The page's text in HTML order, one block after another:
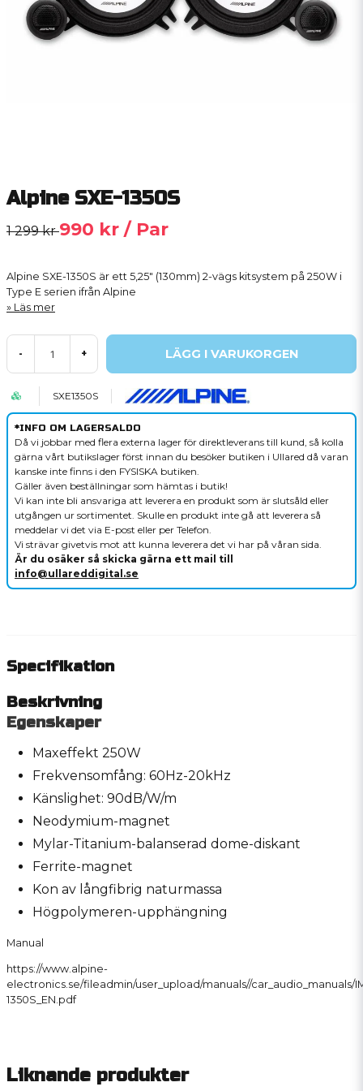
Alpine SXE-1350S
1 299 kr990 kr / Par
Alpine SXE-1350S är ett 5,25" (130mm) 2-vägs kitsystem på 250W i
Type E serien ifrån Alpine
Läs mer
- + LÄGG I VARUKORGEN
SXE1350S
*INFO OM LAGERSALDO
Då vi jobbar med flera externa lager för direktleverans till kund, så kolla
gärna vårt butikslager först innan du besöker butiken i Ullared då varan
kanske inte finns i den FYSISKA butiken.
Gäller även beställningar som hämtas i butik!
Vi kan inte bli ansvariga att leverera en produkt som är slutsåld eller
utgången ur sortimentet. Skulle en produkt inte gå att leverera så
meddelar vi det via E-post eller per Telefon.
Vi strävar givetvis mot att kunna leverera det vi har på våran sida.
Är du osäker så skicka gärna ett mail till
info@ullareddigital.se
Beskrivning
Egenskaper
Maxeffekt 250W
Frekvensomfång: 60Hz-20kHz
Känslighet: 90dB/W/m
Neodymium-magnet
Mylar-Titanium-balanserad dome-diskant
Ferrite-magnet
Kon av långfibrig naturmassa
Högpolymeren-upphängning
Manual
https://www.alpine-
electronics.se/fileadmin/user_upload/manuals//car_audio_manuals/
1350S_EN.pdf
Specifikation
Liknande produkter